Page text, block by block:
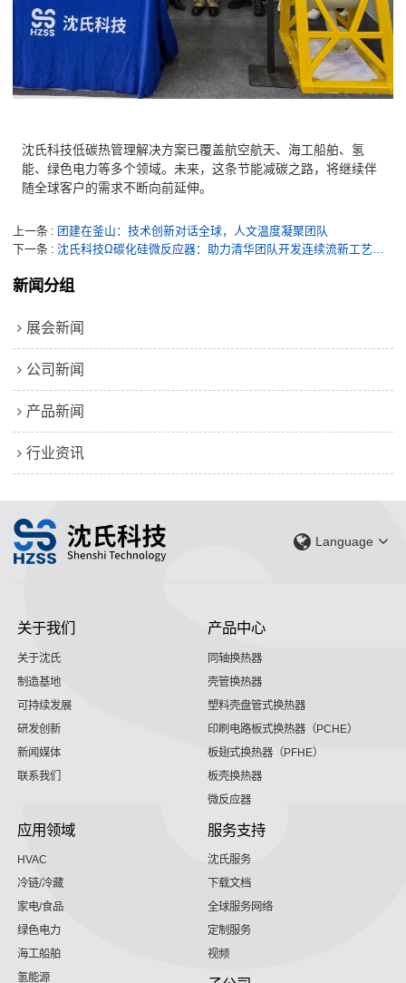
沈氏科技低碳热管理解决方案已覆盖航空航天、海工船舶、氢
能、绿色电力等多个领域。未来，这条节能减碳之路，将继续伴
随全球客户的需求不断向前延伸。
上一条
团建在釜山：技术创新对话全球，人文温度凝聚团队
下一条
沈氏科技Ω碳化硅微反应器：助力清华团队开发连续流新工艺，5分钟安全合成高风险过氧化物
新闻分组
展会新闻
公司新闻
产品新闻
行业资讯
Language
关于我们
关于沈氏
制造基地
可持续发展
研发创新
新闻媒体
联系我们
产品中心
同轴换热器
壳管换热器
塑料壳盘管式换热器
印刷电路板式换热器（PCHE）
板翅式换热器（PFHE）
板壳换热器
微反应器
应用领域
HVAC
冷链/冷藏
家电/食品
绿色电力
海工船舶
氢能源
服务支持
沈氏服务
下载文档
全球服务网络
定制服务
视频